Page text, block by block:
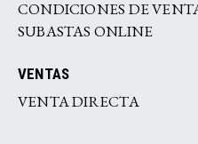
CONDICIONES DE
SUBASTAS ONLINE
VENTAS
VENTA DIRECTA